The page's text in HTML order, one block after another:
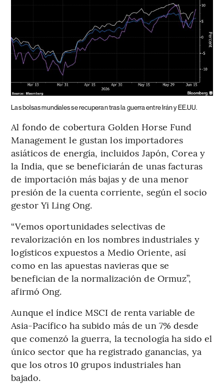
Las bolsas mundiales se recuperan tras la guerra entre Irán y EE.UU.
Al fondo de cobertura Golden Horse Fund
Management le gustan los importadores
asiáticos de energía, incluidos Japón, Corea y
la India, que se beneficiarán de unas facturas
de importación más bajas y de una menor
presión de la cuenta corriente, según el socio
gestor Yi Ling Ong.
“Vemos oportunidades selectivas de
revalorización en los nombres industriales y
logísticos expuestos a Medio Oriente, así
como en las apuestas navieras que se
benefician de la normalización de Ormuz”,
afirmó Ong.
Aunque el índice MSCI de renta variable de
Asia-Pacífico ha subido más de un 7% desde
que comenzó la guerra, la tecnología ha sido el
único sector que ha registrado ganancias, ya
que los otros 10 grupos industriales han
bajado.